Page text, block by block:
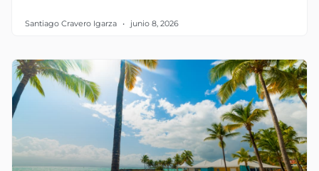
Santiago Cravero Igarza junio 8, 2026